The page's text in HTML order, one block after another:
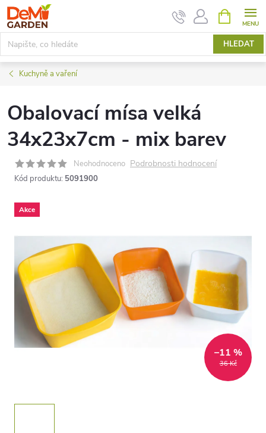
Přejít
na
obsah
HLEDAT
NÁKUPNÍ
KOŠÍK
Kuchyně a vaření
Obalovací mísa velká
34x23x7cm - mix barev
Neohodnoceno Podrobnosti hodnocení
Kód produktu: 5091900
Akce
36 Kč
–11 %